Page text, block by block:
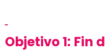
Objetivo 1: Fin